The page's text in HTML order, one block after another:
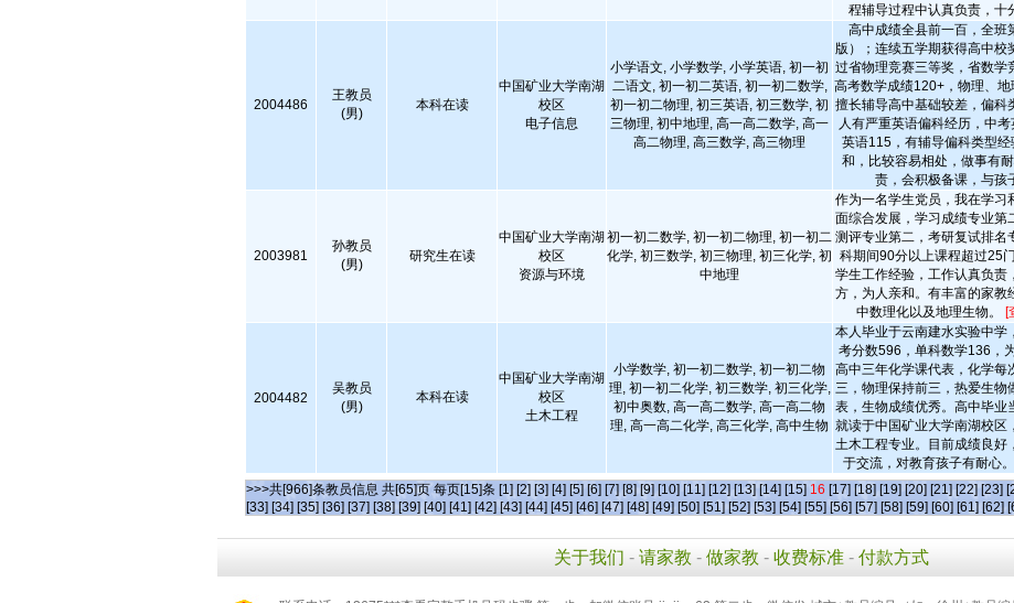
程辅导过程中认真负责，十
2004486
王教员
(男)
本科在读
中国矿业大学南湖
校区
电子信息
小学语文, 小学数学, 小学英语, 初一初
二语文, 初一初二英语, 初一初二数学,
初一初二物理, 初三英语, 初三数学, 初
三物理, 初中地理, 高一高二数学, 高一
高二物理, 高三数学, 高三物理
高中成绩全县前一百，全班
版）；连续五学期获得高中校
过省物理竞赛三等奖，省数学
高考数学成绩120+，物理、
擅长辅导高中基础较差，偏科
人有严重英语偏科经历，中
英语115，有辅导偏科类型经
和，比较容易相处，做事有
责，会积极备课，与孩
2003981
孙教员
(男)
研究生在读
中国矿业大学南湖
校区
资源与环境
初一初二数学, 初一初二物理, 初一初二
化学, 初三数学, 初三物理, 初三化学, 初
中地理
作为一名学生党员，我在学习
面综合发展，学习成绩专业第
测评专业第二，考研复试排名
科期间90分以上课程超过25
学生工作经验，工作认真负责
方，为人亲和。有丰富的家教
中数理化以及地理生物。 [
2004482
吴教员
(男)
本科在读
中国矿业大学南湖
校区
土木工程
小学数学, 初一初二数学, 初一初二物
理, 初一初二化学, 初三数学, 初三化学,
初中奥数, 高一高二数学, 高一高二物
理, 高一高二化学, 高三化学, 高中生物
本人毕业于云南建水实验中学
考分数596，单科数学136，
高中三年化学课代表，化学每
三，物理保持前三，热爱生物
表，生物成绩优秀。高中毕业
就读于中国矿业大学南湖校区
土木工程专业。目前成绩良好
于交流，对教育孩子有耐心。
>>>共[966]条教员信息 共[65]页 每页[15]条 [1] [2] [3] [4] [5] [6] [7] [8] [9] [10] [11] [12] [13] [14] [15] 16 [17] [18] [19] [20] [21] [22] [23]
[33] [34] [35] [36] [37] [38] [39] [40] [41] [42] [43] [44] [45] [46] [47] [48] [49] [50] [51] [52] [53] [54] [55] [56] [57] [58] [59] [60] [61] [62]
关于我们 - 请家教 - 做家教 - 收费标准 - 付款方式